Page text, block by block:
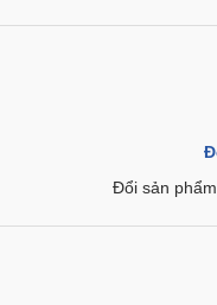
Đổi sản